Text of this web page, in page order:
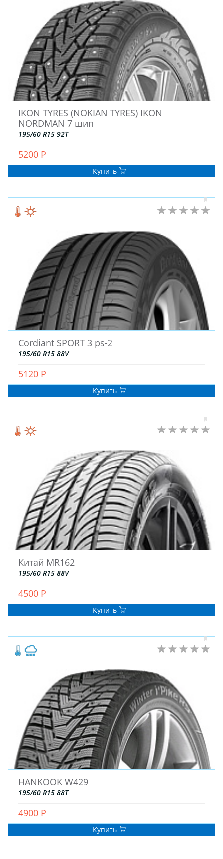
ЗИМНИЕ
ЛЕТНИЕ
ВСЕСЕЗОННЫЕ
ЛИТЫЕ
ДЛЯ ГРУЗОВЫХ АВТО
ДЛЯ ЛЕГКОВЫХ АВТО
ШИНЫ
ДИСКИ
АККУМУЛЯТОРЫ
IKON TYRES (NOKIAN TYRES) IKON
NORDMAN 7 шип
195/60 R15 92T
5200 Р
Купить
Cordiant SPORT 3 ps-2
195/60 R15 88V
5120 Р
Купить
Китай MR162
195/60 R15 88V
4500 Р
Купить
HANKOOK W429
195/60 R15 88T
4900 Р
Купить